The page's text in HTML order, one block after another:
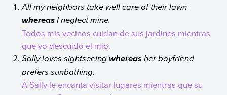
All my neighbors take well care of their lawn
whereas I neglect mine.
Todos mis vecinos cuidan de sus jardines mientras
que yo descuido el mío.
Sally loves sightseeing whereas her boyfriend
prefers sunbathing.
A Sally le encanta visitar lugares mientras que su